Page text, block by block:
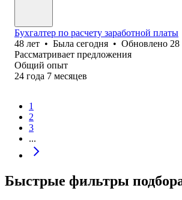
Бухгалтер по расчету заработной платы
48 лет • Была сегодня • Обновлено
Рассматривает предложения
Общий опыт
24 года 7 месяцев
1
2
3
...
Быстрые фильтры